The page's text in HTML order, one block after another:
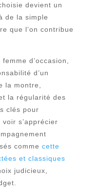
devient un
de la simple
que l’on contribue
d’occasion,
d’un
la montre,
la régularité des
clés pour
s’apprécier
comme cette
et classiques
judicieux,